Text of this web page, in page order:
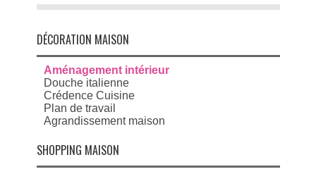
DÉCORATION MAISON
Aménagement intérieur
Douche italienne
Crédence Cuisine
Plan de travail
Agrandissement maison
SHOPPING MAISON